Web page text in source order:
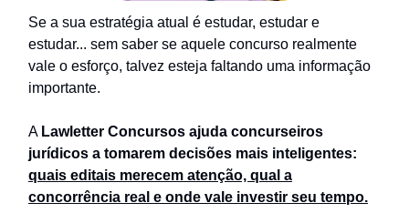
Se a sua estratégia atual é estudar, estudar e
estudar... sem saber se aquele concurso realmente
vale o esforço, talvez esteja faltando uma informação
importante.
A Lawletter Concursos ajuda concurseiros
jurídicos a tomarem decisões mais inteligentes:
quais editais merecem atenção, qual a
concorrência real e onde vale investir seu tempo.